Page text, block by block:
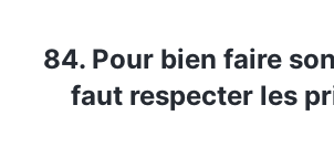
84. Pour bien faire
faut respecter les